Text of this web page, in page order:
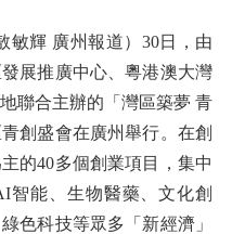
輝 廣州報道）30日，由
展推廣中心、粵港澳大灣
聯合主辦的「灣區築夢 青
創盛會在廣州舉行。在創
的40多個創業項目，集中
智能、生物醫藥、文化創
色科技等眾多「新經濟」